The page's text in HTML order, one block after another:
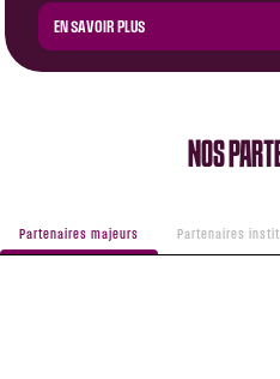
EN SAVOIR PLUS
NOS
Partenaires majeurs Partenaires